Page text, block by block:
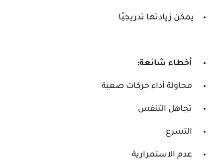
يمكن زيادتها تدريجيًا
أخطاء شائعة:
محاولة أداء حركات صعبة
تجاهل التنفس
التسرع
عدم الاستمرارية